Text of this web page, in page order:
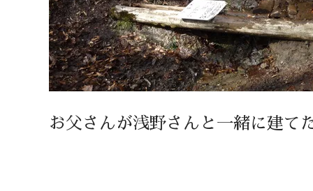
お父さんが浅野さんと一緒に建